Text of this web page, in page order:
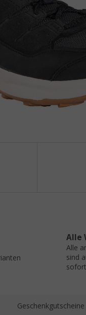
Alle
Alle
sind
Geschenkgutscheine